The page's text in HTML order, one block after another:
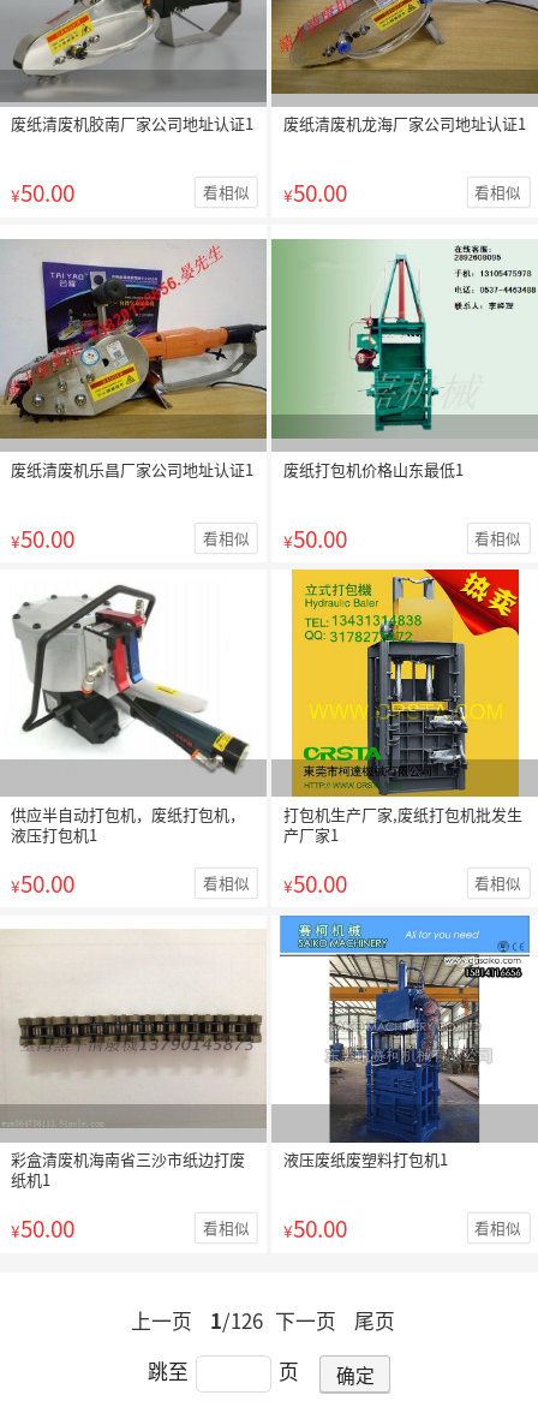
废纸清废机胶南厂家公司地址认证1
¥50.00 看相似
废纸清废机龙海厂家公司地址认证1
¥50.00 看相似
废纸清废机乐昌厂家公司地址认证1
¥50.00 看相似
废纸打包机价格山东最低1
¥50.00 看相似
供应半自动打包机，废纸打包机，
液压打包机1
¥50.00 看相似
打包机生产厂家,废纸打包机批发生
产厂家1
¥50.00 看相似
彩盒清废机海南省三沙市纸边打废
纸机1
¥50.00 看相似
液压废纸废塑料打包机1
¥50.00 看相似
上一页 1/126 下一页
尾页
跳至
页 确定